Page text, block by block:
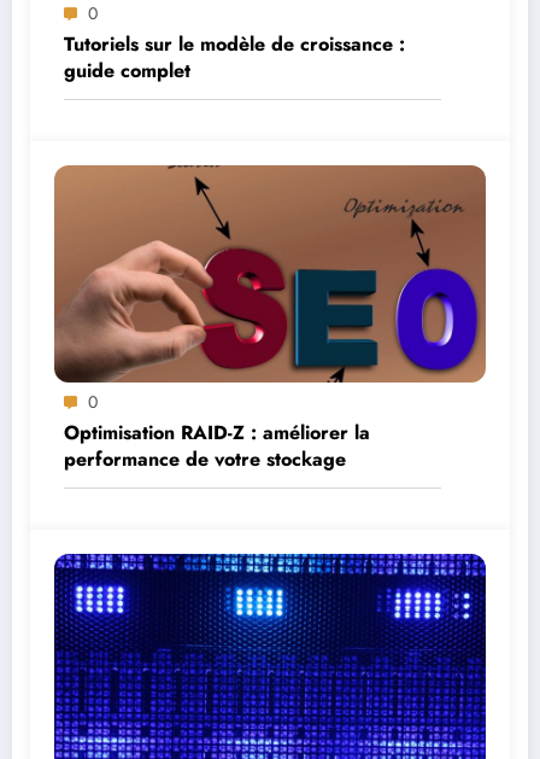
0
Tutoriels sur le modèle de croissance :
guide complet
0
Optimisation RAID-Z : améliorer la
performance de votre stockage